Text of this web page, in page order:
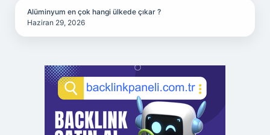
Alüminyum en çok hangi ülkede çıkar ?
Haziran 29, 2026